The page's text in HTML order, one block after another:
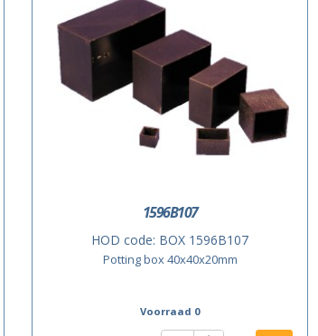
1596B107
HOD code: BOX 1596B107
Potting box 40x40x20mm
Voorraad 0